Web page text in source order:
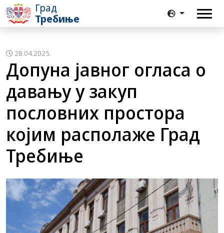
Град
Требиње
28.04.2025.
Допуна јавног огласа о
давању у закуп
пословних простора
којим располаже Град
Требиње